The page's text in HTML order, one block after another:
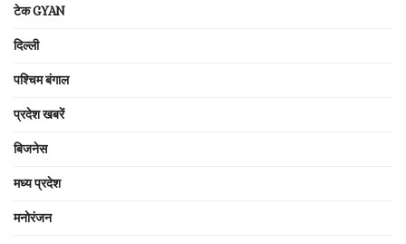
टेक GYAN
दिल्ली
पश्चिम बंगाल
प्रदेश खबरें
बिजनेस
मध्य प्रदेश
मनोरंजन